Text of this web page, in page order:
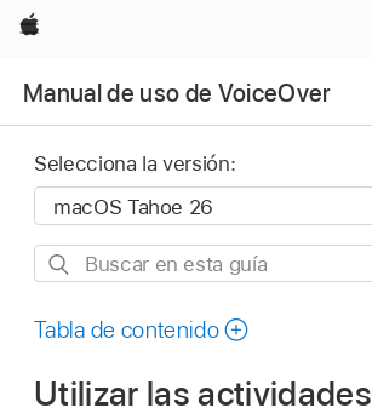
Apple
Manual de uso de VoiceOver
Selecciona la versión:
Buscar
esta
Tabla de contenido
Utilizar las